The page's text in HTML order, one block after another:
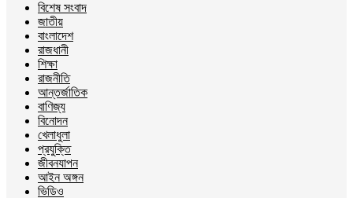
বিশেষ সংবাদ
জাতীয়
বাংলাদেশ
রাজধানী
শিক্ষা
রাজনীতি
আন্তর্জাতিক
বাণিজ্য
বিনোদন
খেলাধুলা
প্রযুক্তি
জীবনযাপন
আইন অঙ্গন
ভিডিও